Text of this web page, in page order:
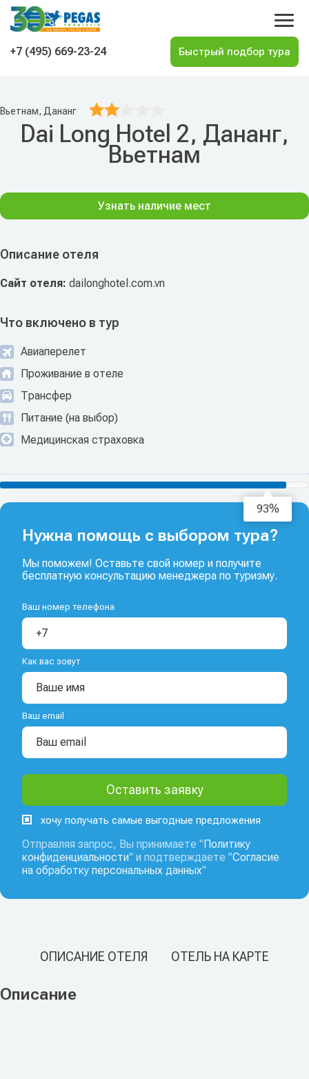
На главную
+7 (495) 669-23-24
Вьетнам, Дананг
Dai Long Hotel 2, Дананг,
Вьетнам
Описание отеля
Сайт отеля: dailonghotel.com.vn
Что включено в тур
Авиаперелет
Проживание в отеле
Трансфер
Питание (на выбор)
Медицинская страховка
Узнать наличие мест
94%
Нужна помощь с выбором тура?
Мы поможем! Оставьте свой номер и получите
бесплатную консультацию менеджера по туризму.
Ваш номер телефона
Как вас зовут
Ваш email
хочу получать самые выгодные предложения
Отправляя запрос, Вы принимаете " Политику
конфиденциальности" и подтверждаете "Согласие
на обработку персональных данных"
ОПИСАНИЕ ОТЕЛЯ ОТЕЛЬ НА КАРТЕ
Описание